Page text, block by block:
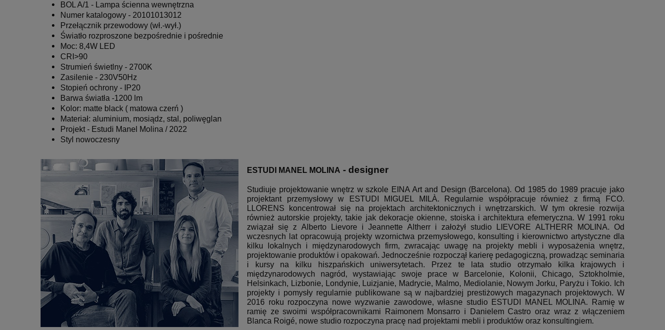
BOL A/1 - Lampa ścienna wewnętrzna
Numer katalogowy - 20101013012
Przełącznik przewodowy (wł.-wył.)
Światło rozproszone bezpośrednie i pośrednie
Moc: 8,4W LED
CRI>90
Strumień świetlny - 2700K
Zasilenie - 230V50Hz
Stopień ochrony - IP20
Barwa światła -1200 lm
Kolor: matte black ( matowa czerń )
Materiał: aluminium, mosiądz, stal, poliwęglan
Projekt - Estudi Manel Molina / 2022
Styl nowoczesny
ESTUDI MANEL MOLINA - designer
Studiuje projektowanie wnętrz w szkole EINA Art and Design (Barcelona). Od 1985 do 1989 pracuje jako
projektant przemysłowy w ESTUDI MIGUEL MILÀ.
Regularnie współpracuje również z firmą FCO.
LLORENS koncentrował się na projektach architektonicznych i wnętrzarskich.
W tym okresie rozwija
również autorskie projekty, takie jak dekoracje okienne, stoiska i architektura efemeryczna. W 1991 roku
związał się z Alberto Lievore i Jeannette Altherr i założył studio LIEVORE ALTHERR MOLINA. Od
wczesnych lat opracowują projekty wzornictwa przemysłowego, konsulting i kierownictwo artystyczne dla
kilku lokalnych i międzynarodowych firm, zwracając uwagę na projekty mebli i wyposażenia wnętrz,
projektowanie produktów i opakowań. Jednocześnie rozpoczął karierę pedagogiczną, prowadząc seminaria
i kursy na kilku hiszpańskich uniwersytetach.
Przez te lata studio otrzymało kilka krajowych i
międzynarodowych nagród, wystawiając swoje prace w Barcelonie, Kolonii, Chicago, Sztokholmie,
Helsinkach, Lizbonie, Londynie, Luizjanie, Madrycie, Malmo, Mediolanie, Nowym Jorku, Paryżu i Tokio. Ich
projekty i pomysły regularnie publikowane są w najbardziej prestiżowych magazynach projektowych. W
2016 roku rozpoczyna nowe wyzwanie zawodowe, własne studio ESTUDI MANEL MOLINA.
Ramię w
ramię ze swoimi współpracownikami Raimonem Monsarro i Danielem Castro oraz wraz z włączeniem
Blanca Roigé, nowe studio rozpoczyna pracę nad projektami mebli i produktów oraz konsultingiem.